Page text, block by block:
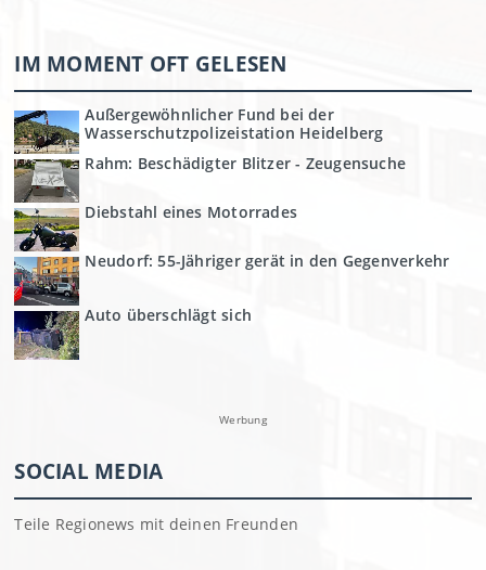
IM MOMENT OFT GELESEN
Außergewöhnlicher Fund bei der
Wasserschutzpolizeistation Heidelberg
Rahm: Beschädigter Blitzer - Zeugensuche
Diebstahl eines Motorrades
Neudorf: 55-Jähriger gerät in den Gegenverkehr
Auto überschlägt sich
Werbung
SOCIAL MEDIA
Teile Regionews mit deinen Freunden